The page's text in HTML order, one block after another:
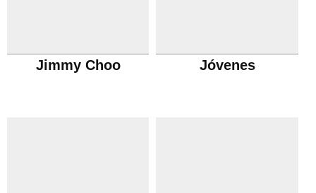
Jimmy Choo Jóvenes